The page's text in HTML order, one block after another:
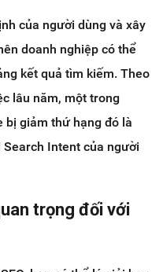
của người dùng và xây
doanh nghiệp có thể
kết quả tìm kiếm. Theo
lâu năm, một trong
bị giảm thứ hạng đó là
Intent của người
trọng đối với